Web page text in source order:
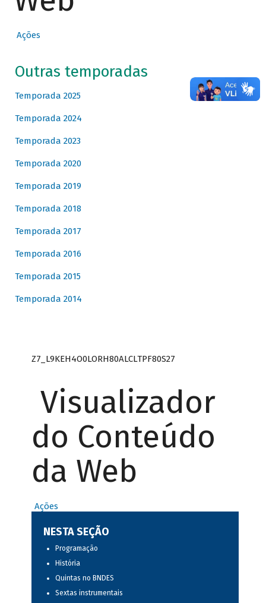
Ações
Outras temporadas
Temporada 2025
Temporada 2024
Temporada 2023
Temporada 2020
Temporada 2019
Temporada 2018
Temporada 2017
Temporada 2016
Temporada 2015
Temporada 2014
Z7_L9KEH4O0LORH80ALCLTPF80S27
Visualizador
do Conteúdo
da Web
Ações
NESTA SEÇÃO
Programação
História
Quintas no BNDES
Sextas instrumentais